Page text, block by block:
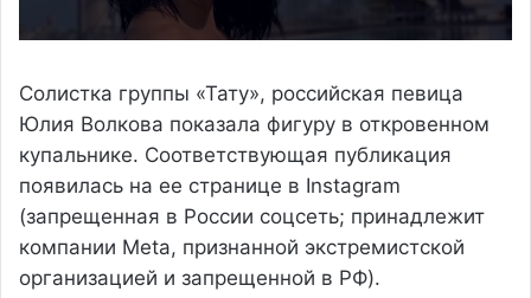
Солистка группы «Тату», российская певица
Юлия Волкова показала фигуру в откровенном
купальнике. Соответствующая публикация
появилась на ее странице в Instagram
(запрещенная в России соцсеть; принадлежит
компании Meta, признанной экстремистской
организацией и запрещенной в РФ).